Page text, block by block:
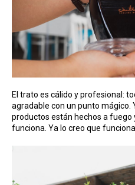
El trato es cálido y profesional:
agradable con un punto mágico.
productos están hechos a fuego
funciona. Ya lo creo que funciona.